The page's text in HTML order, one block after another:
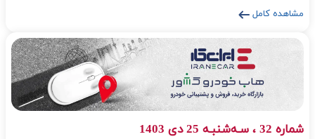
مشاهده کامل
شماره 32 ، سـه‌شنبـه 25 دی 1403